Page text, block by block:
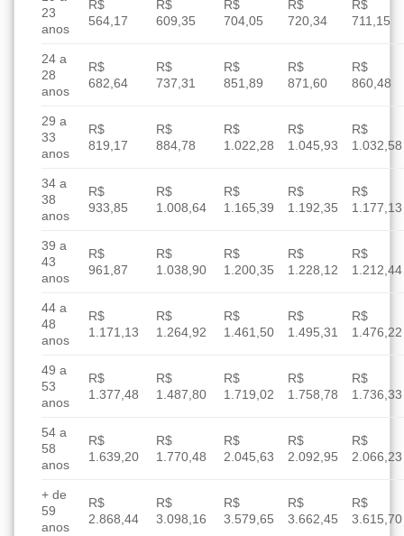
23
anos
R$
564,17
R$
609,35
R$
704,05
R$
720,34
R$
711,15
24 a
28
anos
R$
682,64
R$
737,31
R$
851,89
R$
871,60
R$
860,48
29 a
33
anos
R$
819,17
R$
884,78
R$
1.022,28
R$
1.045,93
R$
1.032,58
34 a
38
anos
R$
933,85
R$
1.008,64
R$
1.165,39
R$
1.192,35
R$
1.177,13
39 a
43
anos
R$
961,87
R$
1.038,90
R$
1.200,35
R$
1.228,12
R$
1.212,44
44 a
48
anos
R$
1.171,13
R$
1.264,92
R$
1.461,50
R$
1.495,31
R$
1.476,22
49 a
53
anos
R$
1.377,48
R$
1.487,80
R$
1.719,02
R$
1.758,78
R$
1.736,33
54 a
58
anos
R$
1.639,20
R$
1.770,48
R$
2.045,63
R$
2.092,95
R$
2.066,23
+ de
59
anos
R$
2.868,44
R$
3.098,16
R$
3.579,65
R$
3.662,45
R$
3.615,70